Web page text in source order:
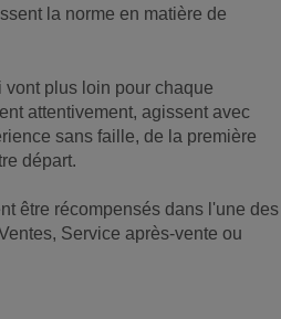
la norme en matière de
vont plus loin pour chaque
attentivement, agissent avec
sans faille, de la première
départ.
être récompensés dans l'une des
Service après-vente ou